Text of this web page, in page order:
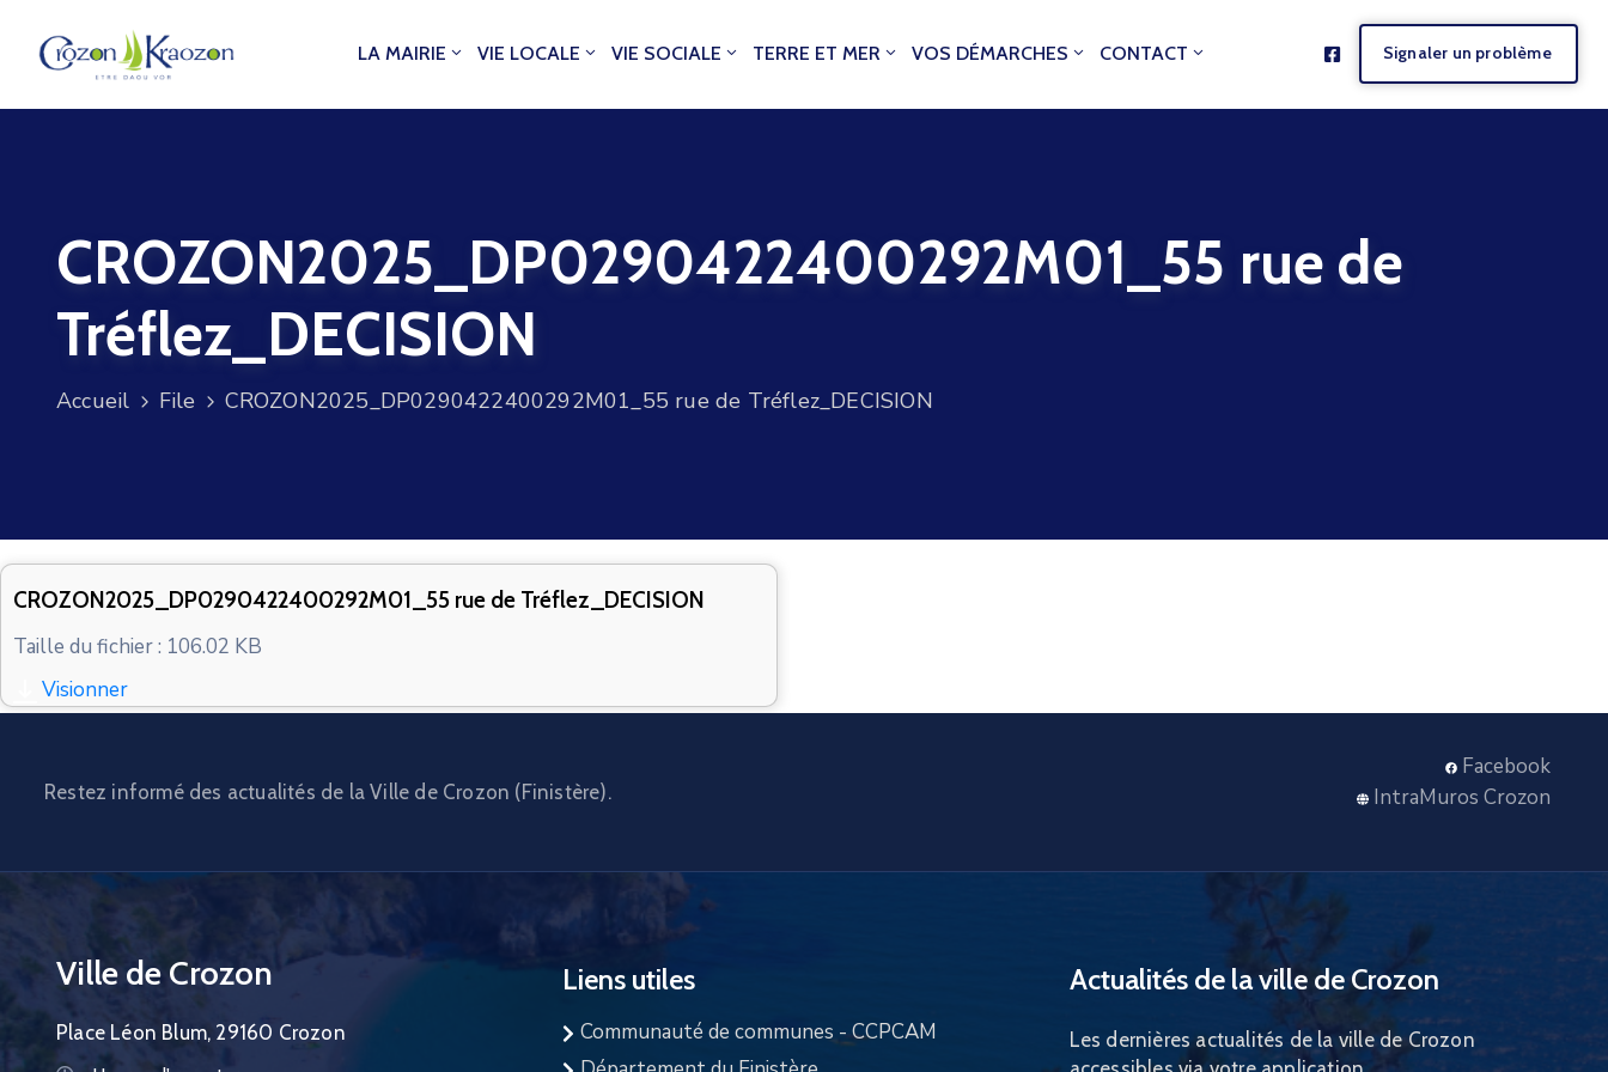
LA MAIRIE VIE LOCALE VIE SOCIALE TERRE ET MER VOS DÉMARCHES CONTACT Signaler un problème
CROZON2025_DP0290422400292M01_55 rue de
Tréflez_DECISION
Accueil File CROZON2025_DP0290422400292M01_55 rue de Tréflez_DECISION
CROZON2025_DP0290422400292M01_55 rue de Tréflez_DECISION
Taille du fichier : 106.02 KB
Visionner
Restez informé des actualités de la Ville de Crozon (Finistère).
Facebook
IntraMuros Crozon
Ville de Crozon
Place Léon Blum, 29160 Crozon
Liens utiles
Communauté de communes - CCPCAM
Actualités de la ville de Crozon
Les dernières actualités de la ville de Crozon